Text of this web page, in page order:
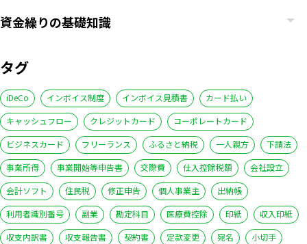
資金繰りの基礎知識
タグ
iDeCo インボイス制度 インボイス見積書
カード払い
キャッシュフロー
クレジットカード
コーポレートカード
ビジネスカード
フリーランス ふるさと納税 一人親方
下請法
事業所得
事業開始等申告書 交際費 仕入控除税額
会社設立
会計ソフト
住民税 修正申告 個人事業主
出納帳
利用者識別番号
副業 勘定科目 医療費控除 印紙
収入印紙
収支内訳書
収支報告書 契約書 定款変更 宛名
小切手